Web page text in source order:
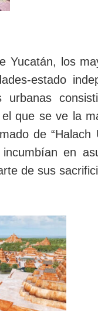
Yucatán, los
estado
que se ve la
de
en
de sus